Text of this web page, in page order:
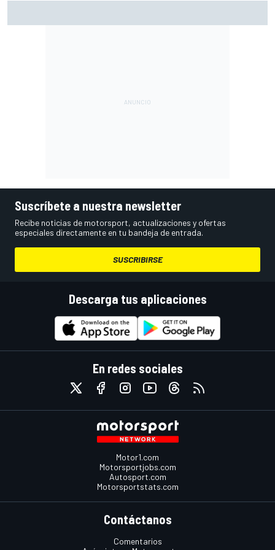
Suscríbete a nuestra newsletter
Recibe noticias de motorsport, actualizaciones y ofertas
especiales directamente en tu bandeja de entrada.
SUSCRIBIRSE
Descarga tus aplicaciones
En redes sociales
Motor1.com
Motorsportjobs.com
Autosport.com
Motorsportstats.com
Contáctanos
Comentarios